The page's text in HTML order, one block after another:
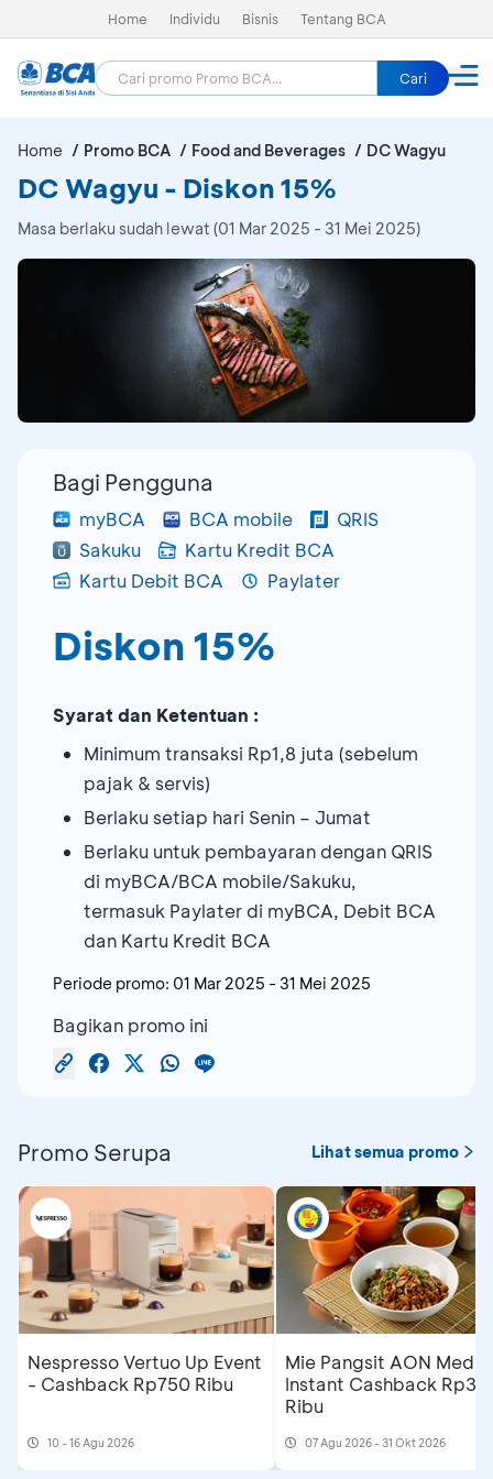
Home Individu Bisnis Tentang BCA
Cari
Home Promo BCA Food and Beverages DC Wagyu
DC Wagyu - Diskon 15%
Masa berlaku sudah lewat (01 Mar 2025 - 31 Mei 2025)
Bagi Pengguna
myBCA BCA mobile
QRIS
Sakuku
Kartu Kredit BCA
Kartu Debit BCA
Paylater
Diskon 15%
Syarat dan Ketentuan :
Minimum transaksi Rp1,8 juta (sebelum
pajak & servis)
Berlaku setiap hari Senin – Jumat
Berlaku untuk pembayaran dengan QRIS
di myBCA/BCA mobile/Sakuku,
termasuk Paylater di myBCA, Debit BCA
dan Kartu Kredit BCA
Periode promo: 01 Mar 2025 - 31 Mei 2025
Bagikan promo ini
Promo Serupa Lihat semua promo
Nespresso Vertuo Up Event
- Cashback Rp750 Ribu
10 - 16 Agu 2026
Mie Pangsit AON
Instant Cashback Rp35
Ribu
07 Agu 2026 - 31 Okt 2026